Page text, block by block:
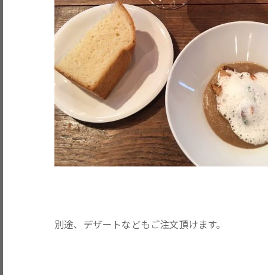
別途、デザートなどもご注文頂けます。